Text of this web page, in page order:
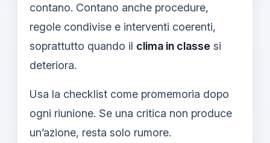
contano. Contano anche procedure,
regole condivise e interventi coerenti,
soprattutto quando il clima in classe si
deteriora.
Usa la checklist come promemoria dopo
ogni riunione. Se una critica non produce
un’azione, resta solo rumore.